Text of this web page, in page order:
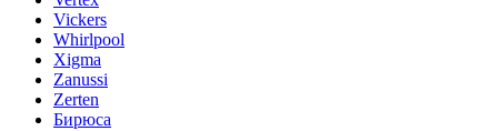
Vickers
Whirlpool
Xigma
Zanussi
Zerten
Бирюса